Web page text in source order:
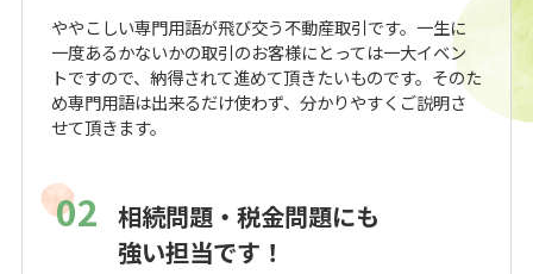
ややこしい専門用語が飛び交う不動産取引です。一生に
一度あるかないかの取引のお客様にとっては一大イベン
トですので、納得されて進めて頂きたいものです。そのた
め専門用語は出来るだけ使わず、分かりやすくご説明さ
せて頂きます。
02 相続問題・税金問題にも
強い担当です！